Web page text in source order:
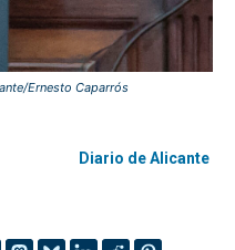
Ernesto Caparrós
Diario de Alicante